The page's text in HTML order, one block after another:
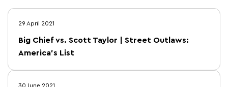
29 April 2021
Big Chief vs. Scott Taylor | Street Outlaws:
America's List
30 June 2021